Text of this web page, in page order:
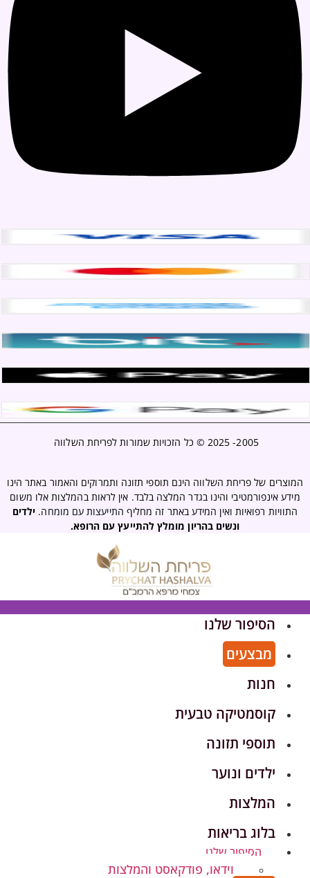
2005- 2025 © כל הזכויות שמורות לפריחת השלווה
המוצרים של פריחת השלווה הינם תוספי תזונה ותמרוקים והאמור באתר הינו
מידע אינפורמטיבי והינו בגדר המלצה בלבד. אין לראות בהמלצות אלו משום
התוויות רפואיות ואין המידע באתר זה מחליף התייעצות עם מומחה. ילדים
ונשים בהריון מומלץ להתייעץ עם הרופא.
הסיפור שלנו
מבצעים
חנות
קוסמטיקה טבעית
תוספי תזונה
ילדים ונוער
המלצות
בלוג בריאות
הסיפור שלנו
וידאו, פודקאסט והמלצות